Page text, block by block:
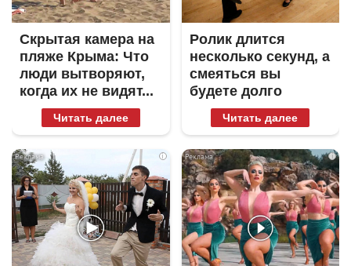
Скрытая камера на
пляже Крыма: Что
люди вытворяют,
когда их не видят...
Читать далее
Ролик длится
несколько секунд, а
смеяться вы
будете долго
Читать далее
i i